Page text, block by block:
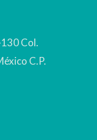
Col.
C.P.